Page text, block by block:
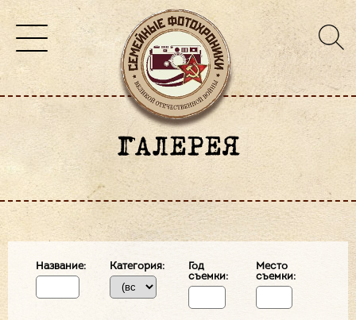
ГАЛЕРЕЯ
Название: Категория:
Год
съемки:
Место
съемки: